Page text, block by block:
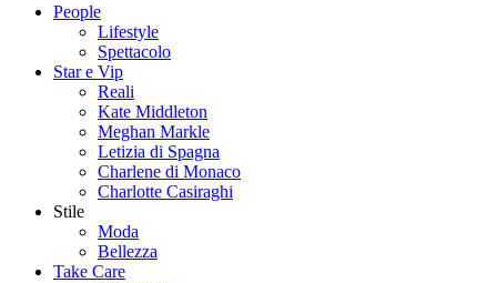
People
Lifestyle
Spettacolo
Star e Vip
Reali
Kate Middleton
Meghan Markle
Letizia di Spagna
Charlene di Monaco
Charlotte Casiraghi
Stile
Moda
Bellezza
Take Care